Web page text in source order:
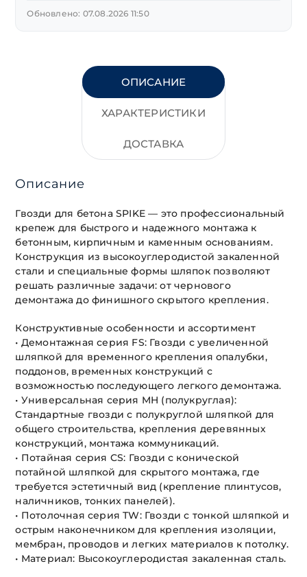
Обновлено: 07.08.2026 11:50
ОПИСАНИЕ
ХАРАКТЕРИСТИКИ
ДОСТАВКА
Описание
Гвозди для бетона SPIKE — это профессиональный
крепеж для быстрого и надежного монтажа к
бетонным, кирпичным и каменным основаниям.
Конструкция из высокоуглеродистой закаленной
стали и специальные формы шляпок позволяют
решать различные задачи: от чернового
демонтажа до финишного скрытого крепления.
Конструктивные особенности и ассортимент
• Демонтажная серия FS: Гвозди с увеличенной
шляпкой для временного крепления опалубки,
поддонов, временных конструкций с
возможностью последующего легкого демонтажа.
• Универсальная серия MH (полукруглая):
Стандартные гвозди с полукруглой шляпкой для
общего строительства, крепления деревянных
конструкций, монтажа коммуникаций.
• Потайная серия CS: Гвозди с конической
потайной шляпкой для скрытого монтажа, где
требуется эстетичный вид (крепление плинтусов,
наличников, тонких панелей).
• Потолочная серия TW: Гвозди с тонкой шляпкой и
острым наконечником для крепления изоляции,
мембран, проводов и легких материалов к потолку.
• Материал: Высокоуглеродистая закаленная сталь.